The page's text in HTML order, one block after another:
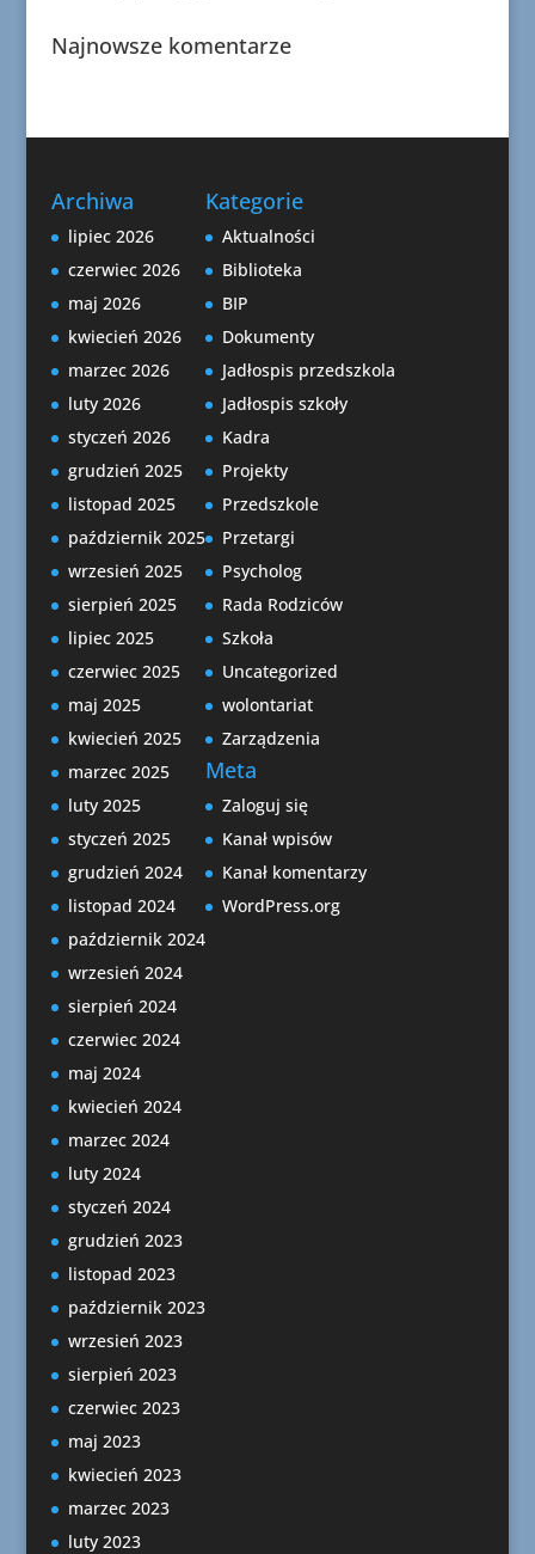
Najnowsze komentarze
Archiwa
lipiec 2026
czerwiec 2026
maj 2026
kwiecień 2026
marzec 2026
luty 2026
styczeń 2026
grudzień 2025
listopad 2025
październik 2025
wrzesień 2025
sierpień 2025
lipiec 2025
czerwiec 2025
maj 2025
kwiecień 2025
marzec 2025
luty 2025
styczeń 2025
grudzień 2024
listopad 2024
październik 2024
wrzesień 2024
sierpień 2024
czerwiec 2024
maj 2024
kwiecień 2024
marzec 2024
luty 2024
styczeń 2024
grudzień 2023
listopad 2023
październik 2023
wrzesień 2023
sierpień 2023
czerwiec 2023
maj 2023
kwiecień 2023
marzec 2023
luty 2023
Kategorie
Aktualności
Biblioteka
BIP
Dokumenty
Jadłospis przedszkola
Jadłospis szkoły
Kadra
Projekty
Przedszkole
Przetargi
Psycholog
Rada Rodziców
Szkoła
Uncategorized
wolontariat
Zarządzenia
Meta
Zaloguj się
Kanał wpisów
Kanał komentarzy
WordPress.org